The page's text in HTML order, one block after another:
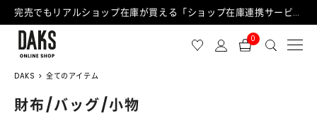
完売でもリアルショップ在庫が買える「ショップ在庫連携サービス」が日中もご利用可能になりました！
0
DAKS 全てのアイテム
財布/バッグ/小物